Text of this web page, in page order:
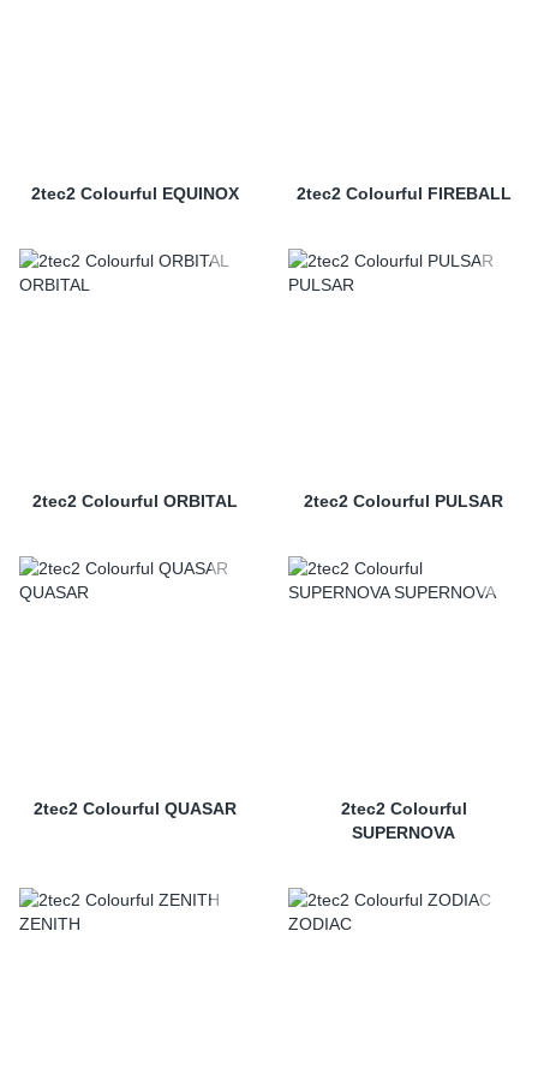
2tec2 Colourful EQUINOX 2tec2 Colourful FIREBALL
2tec2 Colourful ORBITAL 2tec2 Colourful PULSAR
2tec2 Colourful QUASAR
2tec2 Colourful
SUPERNOVA